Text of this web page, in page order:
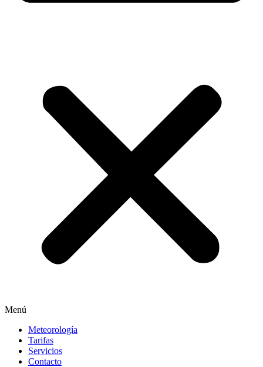
Menú
Meteorología
Tarifas
Servicios
Contacto